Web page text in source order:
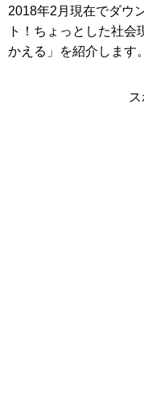
2018年2月現在でダウ
ト！ちょっとした社
かえる」を紹介します。